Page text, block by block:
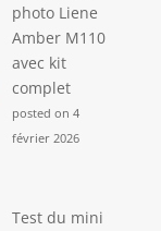
photo Liene
Amber M110
avec kit
complet
posted on 4
février 2026
Test du mini